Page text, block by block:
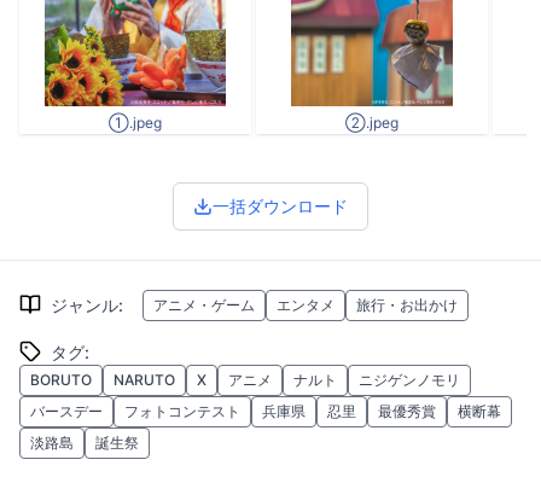
①.jpeg ②.jpeg
一括ダウンロード
ジャンル: アニメ・ゲーム エンタメ 旅行・お出かけ
タグ:
BORUTO NARUTO X アニメ ナルト
ニジゲンノモリ
バースデー
フォトコンテスト 兵庫県 忍里 最優秀賞
横断幕
淡路島
誕生祭